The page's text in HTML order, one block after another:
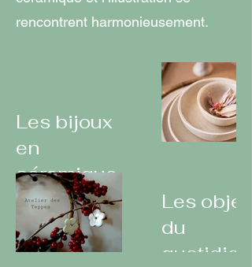
rencontrent harmonieusement.
Les bijoux
en
céramique
Les objets
du
quotidien